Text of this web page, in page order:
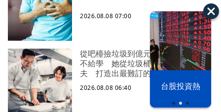
漢光42演習 台股投資熱
2026.08.08 07:00
從吧檯撿垃圾到億元版圖1／師傅藏招
不給學 她從垃圾桶裡撿食物學功
夫 打造出最難訂的餐廳
2026.08.08 06:40